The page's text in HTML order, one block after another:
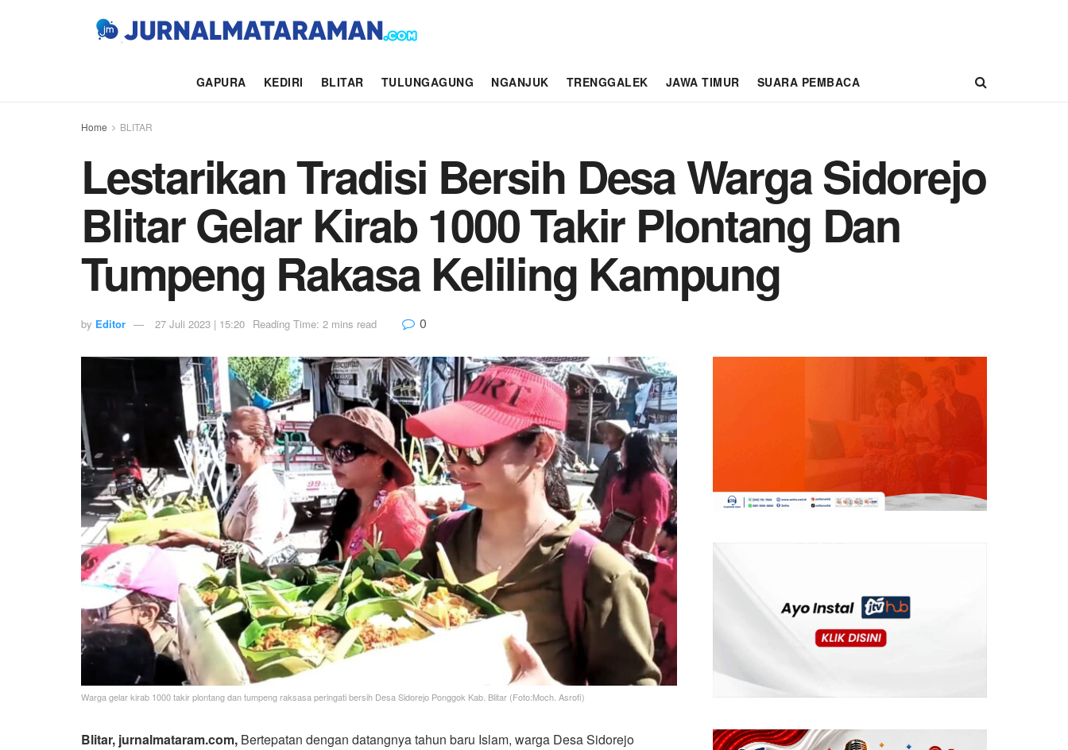
GAPURA KEDIRI BLITAR TULUNGAGUNG NGANJUK TRENGGALEK JAWA TIMUR SUARA PEMBACA
Home BLITAR
Lestarikan Tradisi Bersih Desa Warga Sidorejo
Blitar Gelar Kirab 1000 Takir Plontang Dan
Tumpeng Rakasa Keliling Kampung
by Editor 27 Juli 2023 | 15:20 Reading Time: 2 mins read 0
Warga gelar kirab 1000 takir plontang dan tumpeng raksasa peringati bersih Desa Sidorejo Ponggok Kab. Blitar (Foto:Moch. Asrofi)
Blitar, jurnalmataram.com, Bertepatan dengan datangnya tahun baru Islam, warga Desa Sidorejo